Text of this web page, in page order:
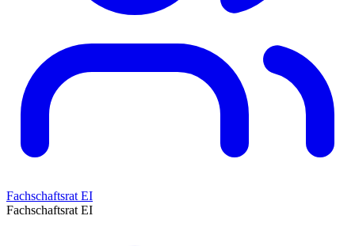
Fachschaftsrat EI
Fachschaftsrat EI